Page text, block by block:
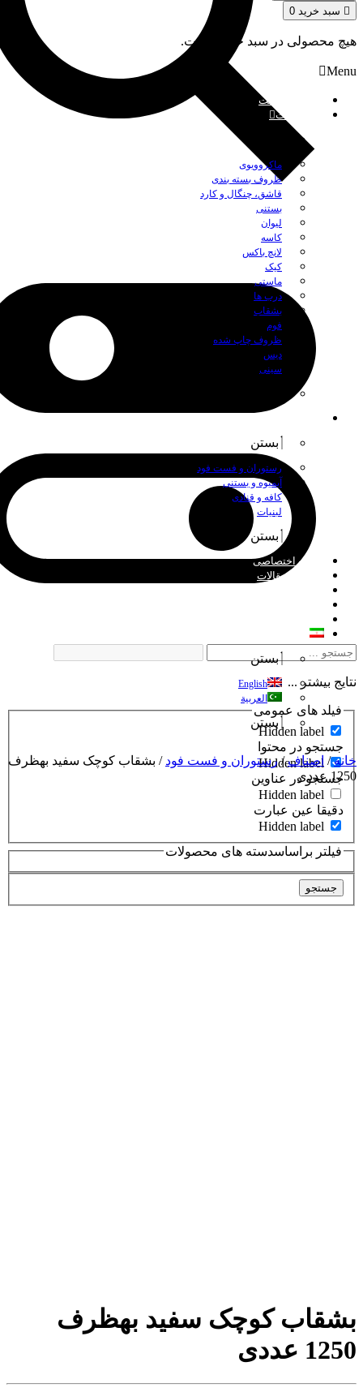
نتایج بیشتر ...
فیلد های عمومی
Hidden label
جستجو در محتوا
Hidden label
جستجو در عناوین
Hidden label
دقیقا عین عبارت
Hidden label
فیلتر براساسدسته های محصولات
جستجو
سبد خرید 0
هیچ محصولی در سبد خرید نیست.
Menu
صفحه نخست
محصولات
ماکروویوی
ظروف بسته بندی
قاشق، چنگال و کارد
بستنی
لیوان
کاسه
لانچ باکس
کیک
ماستی
درب ها
بشقاب
فوم
ظروف چاپ شده
دیس
سینی
بستن
رستوران و فست فود
آبمیوه و بستنی
کافه و قنادی
لبنیات
بستن
چاپ اختصاصی
اخبار و مقالات
بستن
English
العربية
بستن
خانه/ اصناف/رستوران و فست فود / بشقاب کوچک سفید بهظرف
1250 عددی
بشقاب کوچک سفید بهظرف
1250 عددی